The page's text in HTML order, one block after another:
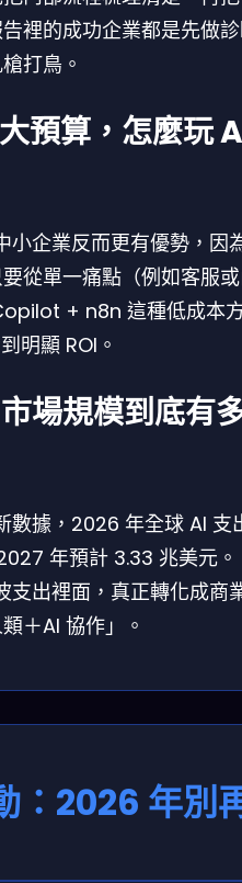
裡的成功企業都是先做
打鳥。
預算，怎麼玩
小企業反而更有優勢，因
從單一痛點（例如客服
+ n8n 這種低成本
明顯 ROI。
場規模到底有
據，2026 年全球 AI 支
年預計 3.33 兆美元。
支出裡面，真正轉化成商
＋AI 協作」。
：2026 年別